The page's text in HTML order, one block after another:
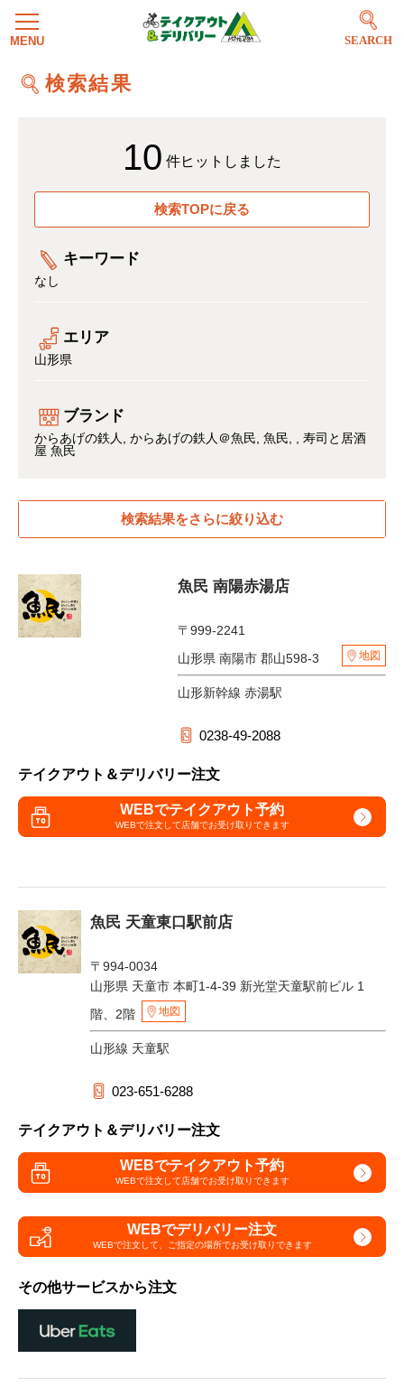
SEARCH
検索結果
10 件ヒットしました
検索TOPに戻る
キーワード
なし
エリア
山形県
ブランド
からあげの鉄人 からあげの鉄人＠魚民 魚民
寿司と居酒
屋 魚民
検索結果をさらに絞り込む
魚民 南陽赤湯店
〒999-2241
山形県 南陽市 郡山598-3
地図
山形新幹線 赤湯駅
0238-49-2088
テイクアウト＆デリバリー注文
WEBでテイクアウト予約
WEBで注文して店舗でお受け取りできます
魚民 天童東口駅前店
〒994-0034
山形県 天童市 本町1-4-39 新光堂天童駅前ビル 1
階、2階
地図
山形線 天童駅
023-651-6288
テイクアウト＆デリバリー注文
WEBでテイクアウト予約
WEBで注文して店舗でお受け取りできます
WEBでデリバリー注文
WEBで注文して、 ご指定の場所でお受け取りできます
その他サービスから注文